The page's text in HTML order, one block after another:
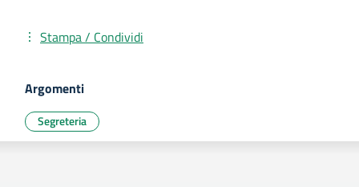
Stampa / Condividi
Argomenti
Segreteria